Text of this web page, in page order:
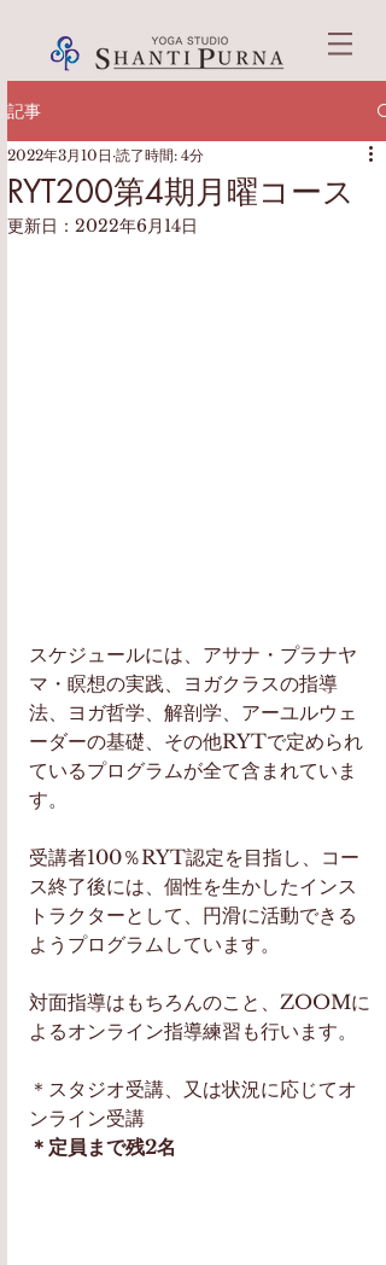
記事
RYT200第4期月曜コース
2022年3月10日 読了時間: 4分
更新日： 2022年6月14日
スケジュールには、アサナ・プラナヤ
マ・瞑想の実践、ヨガクラスの指導
法、ヨガ哲学、解剖学、アーユルウェ
ーダーの基礎、その他RYTで定められ
ているプログラムが全て含まれていま
す。
受講者100％RYT認定を目指し、コー
ス終了後には、個性を生かしたインス
トラクターとして、円滑に活動できる
ようプログラムしています。
対面指導はもちろんのこと、ZOOMに
よるオンライン指導練習も行います。
＊スタジオ受講、又は状況に応じてオ
ンライン受講
＊定員まで残2名